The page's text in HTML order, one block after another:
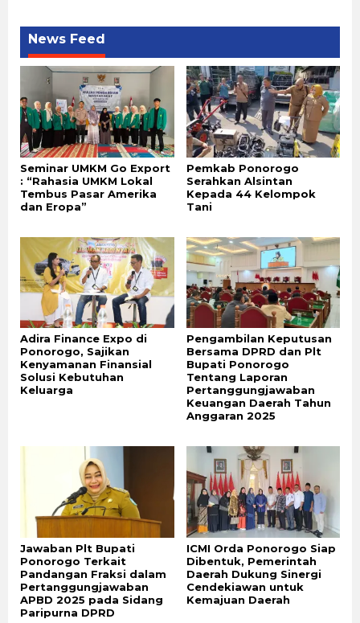
News Feed
Seminar UMKM Go Export
: “Rahasia UMKM Lokal
Tembus Pasar Amerika
dan Eropa”
Pemkab Ponorogo
Serahkan Alsintan
Kepada 44 Kelompok
Tani
Adira Finance Expo di
Ponorogo, Sajikan
Kenyamanan Finansial
Solusi Kebutuhan
Keluarga
Pengambilan Keputusan
Bersama DPRD dan Plt
Bupati Ponorogo
Tentang Laporan
Pertanggungjawaban
Keuangan Daerah Tahun
Anggaran 2025
Jawaban Plt Bupati
Ponorogo Terkait
Pandangan Fraksi dalam
Pertanggungjawaban
APBD 2025 pada Sidang
Paripurna DPRD
ICMI Orda Ponorogo Siap
Dibentuk, Pemerintah
Daerah Dukung Sinergi
Cendekiawan untuk
Kemajuan Daerah